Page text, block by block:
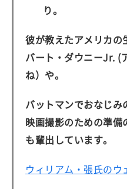
り。
彼が教えたアメリカの
バート・ダウニーJr. (
ね）や。
バットマンでおなじ
映画撮影のための準備
も輩出しています。
ウィリアム・張氏のウ